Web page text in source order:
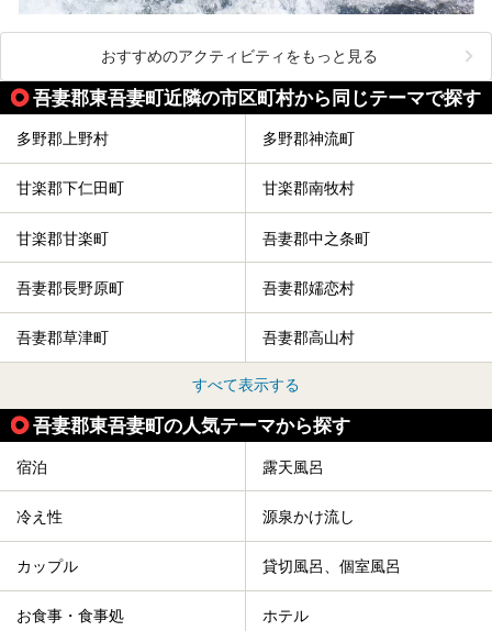
おすすめのアクティビティをもっと見る
吾妻郡東吾妻町近隣の市区町村から同じテーマで探す
多野郡上野村 多野郡神流町
甘楽郡下仁田町 甘楽郡南牧村
甘楽郡甘楽町 吾妻郡中之条町
吾妻郡長野原町 吾妻郡嬬恋村
吾妻郡草津町 吾妻郡高山村
すべて表示する
吾妻郡東吾妻町の人気テーマから探す
宿泊 露天風呂
冷え性 源泉かけ流し
カップル 貸切風呂、個室風呂
お食事・食事処 ホテル